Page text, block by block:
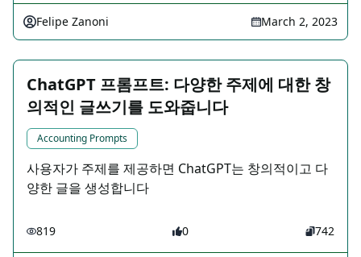
Felipe Zanoni March 2, 2023
ChatGPT 프롬프트: 다양한 주제에 대한 창
의적인 글쓰기를 도와줍니다
Accounting Prompts
사용자가 주제를 제공하면 ChatGPT는 창의적이고 다
양한 글을 생성합니다
819 0 742